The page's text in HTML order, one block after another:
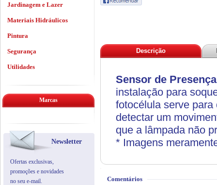
Descrição
Sensor de
instalação para
fotocélula serve
detectar um
que a lâmpada não
* Imagens
Comentários
Jardinagem e Lazer
Materiais Hidráulicos
Pintura
Segurança
Utilidades
Marcas
Newsletter
Ofertas exclusivas,
promoções e novidades
no seu e-mail.